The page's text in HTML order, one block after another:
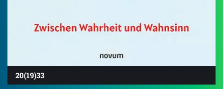
20(19)33